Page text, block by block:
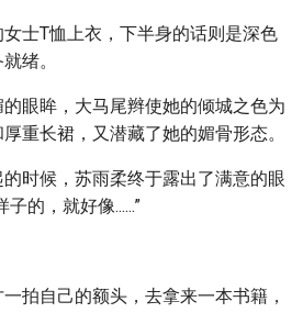
士T恤上衣，下半身的话则是深色
绪。
眼眸，大马尾辫使她的倾城之色为
重长裙，又潜藏了她的媚骨形态。
时候，苏雨柔终于露出了满意的眼
的，就好像......”
拍自己的额头，去拿来一本书籍，